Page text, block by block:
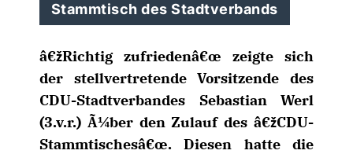
Stammtisch des Stadtverbands
žRichtig zufriedenâ€œ zeigte sich
der stellvertretende Vorsitzende des
CDU-Stadtverbandes Sebastian Werl
(3.v.r.) Ã¼ber den Zulauf des â€žCDU-
Stammtischesâ€œ. Diesen hatte die